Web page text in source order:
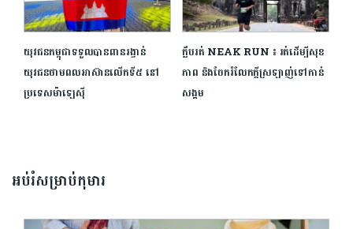
យុវជនកម្ពុជាទទួលបានពានរង្វាន់
យុវជនថាមពលអាស៊ានលើកទី៥ នៅ
ប្រទេសម៉ាឡេស៊ី
ក្លឹបរត់ NEAK RUN ៖ រត់ដើម្បីសុខ
ភាព និងចែករំលែកក្ដីស្រឡាញ់ទៅកាន់
សង្គម
អប់រំសម្រាប់កុមារ